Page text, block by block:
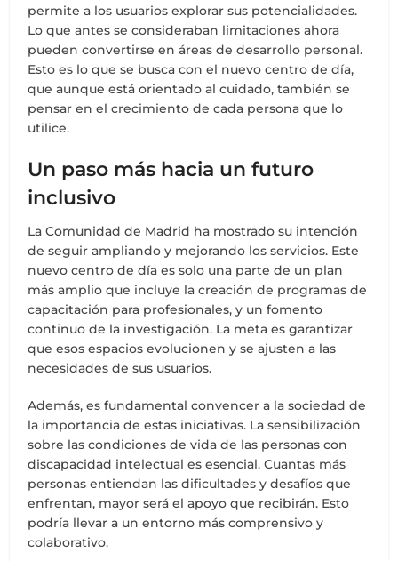
permite a los usuarios explorar sus potencialidades.
Lo que antes se consideraban limitaciones ahora
pueden convertirse en áreas de desarrollo personal.
Esto es lo que se busca con el nuevo centro de día,
que aunque está orientado al cuidado, también se
pensar en el crecimiento de cada persona que lo
utilice.
Un paso más hacia un futuro
inclusivo
La Comunidad de Madrid ha mostrado su intención
de seguir ampliando y mejorando los servicios. Este
nuevo centro de día es solo una parte de un plan
más amplio que incluye la creación de programas de
capacitación para profesionales, y un fomento
continuo de la investigación. La meta es garantizar
que esos espacios evolucionen y se ajusten a las
necesidades de sus usuarios.
Además, es fundamental convencer a la sociedad de
la importancia de estas iniciativas. La sensibilización
sobre las condiciones de vida de las personas con
discapacidad intelectual es esencial. Cuantas más
personas entiendan las dificultades y desafíos que
enfrentan, mayor será el apoyo que recibirán. Esto
podría llevar a un entorno más comprensivo y
colaborativo.